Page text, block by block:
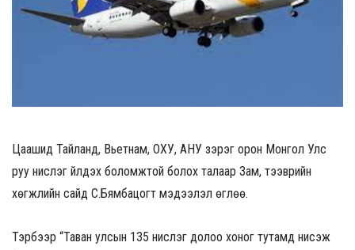
Цаашид Тайланд, Вьетнам, ОХУ, АНУ зэрэг орон Монгол Улс
руу нислэг үйлдэх боломжтой болох талаар Зам, тээврийн
хөгжлийн сайд С.Бямбацогт мэдээлэл өглөө.
Тэрбээр “Таван улсын 135 нислэг долоо хоног тутамд нисэж